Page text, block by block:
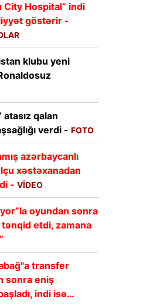
City Hospital” indi
göstərir -
klubu yeni
atasız qalan
verdi - FOTO
azərbaycanlı
xəstəxanadan
- VİDEO
oyundan sonra
tənqid etdi, zamana
transfer
sonra eniş
indi isə…